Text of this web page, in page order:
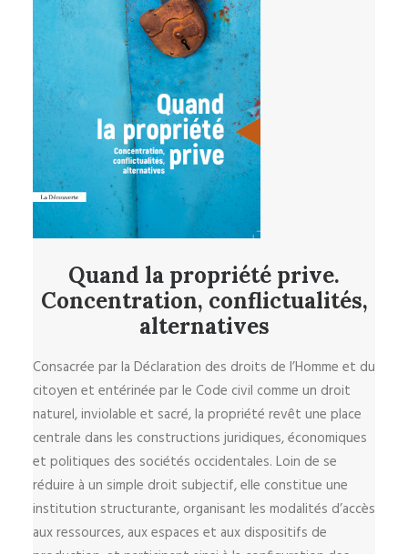
Quand la propriété prive.
Concentration, conflictualités,
alternatives
Consacrée par la Déclaration des droits de l’Homme et du
citoyen et entérinée par le Code civil comme un droit
naturel, inviolable et sacré, la propriété revêt une place
centrale dans les constructions juridiques, économiques
et politiques des sociétés occidentales. Loin de se
réduire à un simple droit subjectif, elle constitue une
institution structurante, organisant les modalités d’accès
aux ressources, aux espaces et aux dispositifs de